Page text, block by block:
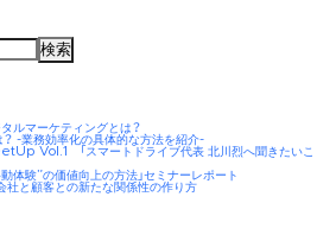
ルマーケティングとは？
-業務効率化の具体的な方法を紹介-
Vol.1 「スマートドライブ代表 北川烈へ聞きたいこ
体験”の価値向上の方法」セミナーレポート
と顧客との新たな関係性の作り方